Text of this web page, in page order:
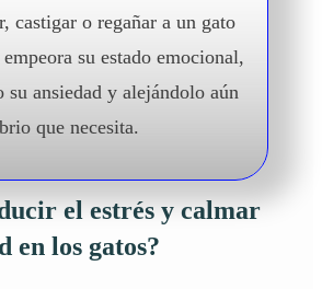
castigar o regañar a un gato
su estado emocional,
su ansiedad y alejándolo aún
que necesita.
el estrés y calmar
en los gatos?